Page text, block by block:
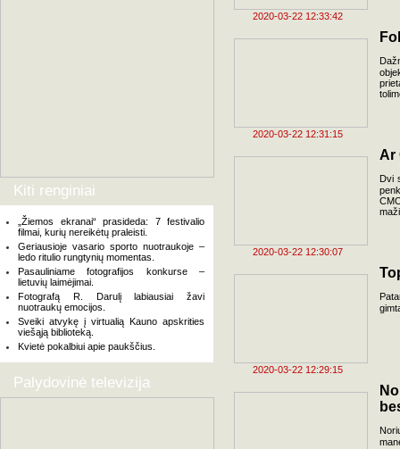
Kiti renginiai
„Žiemos ekranai“ prasideda: 7 festivalio
filmai, kurių nereikėtų praleisti.
Geriausioje vasario sporto nuotraukoje –
ledo ritulio rungtynių momentas.
Pasauliniame fotografijos konkurse –
lietuvių laimėjimai.
Fotografą R. Darulį labiausiai žavi
nuotraukų emocijos.
Sveiki atvykę į virtualią Kauno apskrities
viešąją biblioteką.
Kvietė pokalbiui apie paukščius.
Palydovinė televizija
2020-03-22 12:33:42
2020-03-22 12:31:15
2020-03-22 12:30:07
Ar
Dvi
2020-03-22 12:29:15